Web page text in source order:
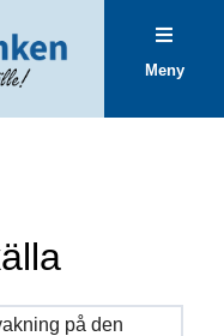
Meny
på den